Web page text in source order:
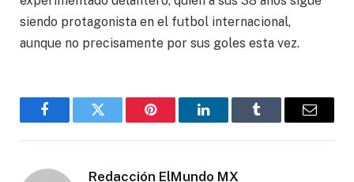
siendo protagonista en el futbol internacional,
aunque no precisamente por sus goles esta vez.
FacebookGorjeo Pinterest LinkedInTumblr
Correo
Redacción ElMundo MX